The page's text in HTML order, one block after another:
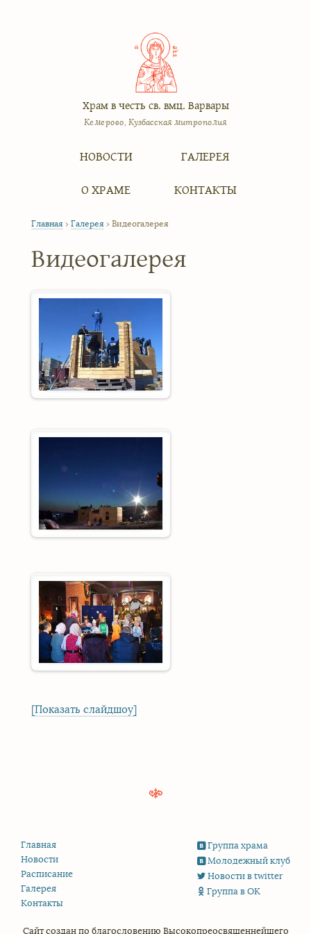
Храм в честь св. вмц. Варвары
Кемерово, Кузбасская митрополия
НОВОСТИ
О ХРАМЕ
ГАЛЕРЕЯ
КОНТАКТЫ
Главная › Галерея › Видеогалерея
Видеогалерея
[Показать слайдшоу]
Группа храма
Молодежный клуб
Новости в twitter
Группа в ОК
Главная
Новости
Расписание
Галерея
Контакты
Сайт создан по благословению Высокопреосвященнейшего